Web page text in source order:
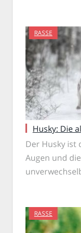
RASSE
Husky: Die
Der Husky ist
Augen und
RASSE